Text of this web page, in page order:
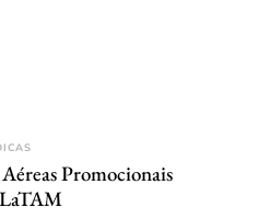
Promocionais